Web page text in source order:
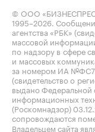
© ООО
1995–2026.
агентства «РБК»
массовой
по надзору в сфере
и массовых
за номером ИА
(свидетельство о
выдано Федеральной
информационных
(Роскомнадзор)
сопровождаются
Владельцем сайта